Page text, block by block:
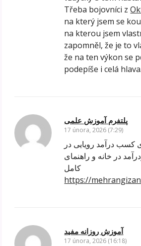
Třeba bojovníci z
na který jsem se
na kterou jsem
zapomněl, že je to
že na ten výkon se
podepíše i celá
پلتفرم آموزش علمی
17 února, 2026 (7:29)
کسب درآمد رویایی در
در خانه و راهنمای
کامل
https://
آموزش روزانه مفید
17 února, 2026 (16:18)